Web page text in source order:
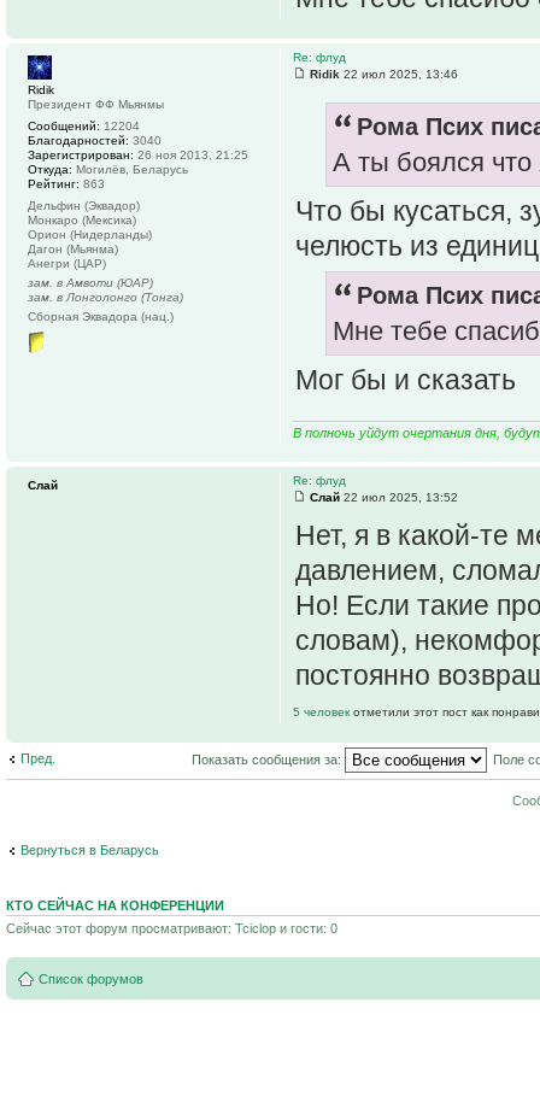
Re: флуд
Ridik 22 июл 2025, 13:46
Рома Псих
А ты боялся что
Что бы кусаться,
челюсть из
Рома Псих
Мне тебе
Мог бы и сказать
В полночь уйдут очертания дня,
Ridik
Президент ФФ Мьянмы
Сообщений: 12204
Благодарностей: 3040
Зарегистрирован: 26 ноя 2013, 21:25
Откуда: Могилёв, Беларусь
Рейтинг: 863
Дельфин (Эквадор)
Монкаро (Мексика)
Орион (Нидерланды)
Дагон (Мьянма)
Анегри (ЦАР)
зам. в Амвоти (ЮАР)
зам. в Лонголонго (Тонга)
Сборная Эквадора (нац.)
Re: флуд
Слай 22 июл 2025, 13:52
Нет, я в какой-те
давлением,
Но! Если такие
словам),
постоянно
5 человекотметили этот пост как
Слай
Пред. Показать сообщения за: Поле
Вернуться в Беларусь
КТО СЕЙЧАС НА КОНФЕРЕНЦИИ
Сейчас этот форум просматривают: Tciclop и гости: 0
Список форумов